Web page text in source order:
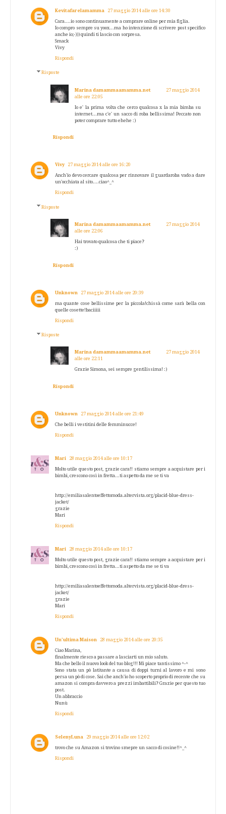
Kevitafarelamamma 27 maggio 2014 alle ore 14:30
Cara....io sono continuamente a comprare online per mia figlia.
Io compro sempre su yoox...ma ho intenzione di scrivere post specifico
anche io;-))) quindi ti lascio con sorpresa.
Smack
Vivy
Rispondi
Risposte
Marina damammaamamma.net
27 maggio 2014
alle ore 22:05
Io e' la prima volta che cerco qualcosa x la mia bimba su
internet...ma c'e' un sacco di roba bellissima! Peccato non
poter comprare tutto ehehe :)
Rispondi
Vivy 27 maggio 2014 alle ore 16:20
Anch'io devo cercare qualcosa per rinnovare il guardaroba vado a dare
un'occhiata al sito....ciao^_^
Rispondi
Risposte
Marina damammaamamma.net
27 maggio 2014
alle ore 22:06
Hai trovato qualcosa che ti piace?
:)
Rispondi
Unknown 27 maggio 2014 alle ore 20:39
ma quante cose bellissime per la piccola!chissà come sarà bella con
quelle cosette!baciiiii
Rispondi
Risposte
Marina damammaamamma.net
27 maggio 2014
alle ore 22:11
Grazie Simona, sei sempre gentilissima! :)
Rispondi
Unknown 27 maggio 2014 alle ore 21:49
Che belli i vestitini delle femminucce!
Rispondi
Mari 28 maggio 2014 alle ore 10:17
Molto utile questo post, grazie cara!! stiamo sempre a acquistare per i
bimbi, crescono così in fretta...ti aspetto da me se ti va
http://emiliasalentoeffettomoda.altervista.org/placid-blue-dress-
jacket/
grazie
Mari
Rispondi
Mari 28 maggio 2014 alle ore 10:17
Molto utile questo post, grazie cara!! stiamo sempre a acquistare per i
bimbi, crescono così in fretta...ti aspetto da me se ti va
http://emiliasalentoeffettomoda.altervista.org/placid-blue-dress-
jacket/
grazie
Mari
Rispondi
Un’ultima Maison 28 maggio 2014 alle ore 20:35
Ciao Marina,
finalmente riesco a passare a lasciarti un mio saluto.
Ma che bello il nuovo look del tuo blog!!! Mi piace tantissimo ^-^
Sono stata un pò latitante a causa di doppi turni al lavoro e mi sono
persa un pò di cose. Sai che anch'io ho scoperto proprio di recente che su
amazon si compra davvero a prezzi imbattibili? Grazie per questo tuo
post.
Un abbraccio
Nunù
Rispondi
SelenyLuna 29 maggio 2014 alle ore 12:02
trovo che su Amazon si trovino smepre un sacco di cosine!!^_^
Rispondi